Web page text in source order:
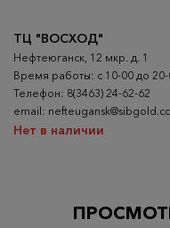
ТЦ "ВОСХОД"
Нефтеюганск, 12 мкр. д. 1
Время работы: с 10-00 до
Телефон: 8(3463) 24-62-62
email:
Нет в наличии